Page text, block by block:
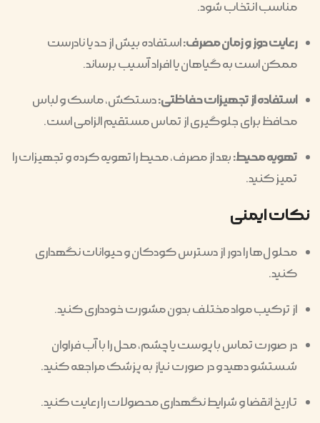
مناسب انتخاب شود.
رعایت دوز و زمان مصرف:استفاده بیش از حد یا نادرست
ممکن است به گیاهان یا افراد آسیب برساند.
استفاده از تجهیزات حفاظتی:دستکش، ماسک و لباس
محافظ برای جلوگیری از تماس مستقیم الزامی است.
تهویه محیط:بعد از مصرف، محیط را تهویه کرده و تجهیزات را
تمیز کنید.
نکات ایمنی
محلول‌ها را دور از دسترس کودکان و حیوانات نگهداری
کنید.
از ترکیب مواد مختلف بدون مشورت خودداری کنید.
در صورت تماس با پوست یا چشم، محل را با آب فراوان
شستشو دهید و در صورت نیاز به پزشک مراجعه کنید.
تاریخ انقضا و شرایط نگهداری محصولات را رعایت کنید.